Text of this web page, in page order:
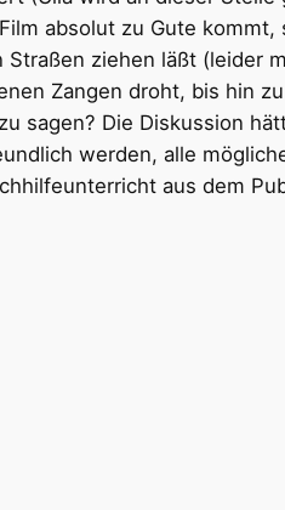
absolut zu Gute
ziehen läßt (leider
Zangen droht, bis hin
sagen? Die Diskussion
werden, alle
aus dem